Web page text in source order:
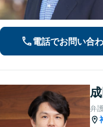
電話でお問い合
弁